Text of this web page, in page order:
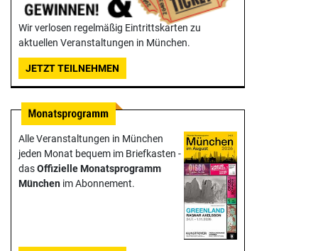
Wir verlosen regelmäßig Eintrittskarten zu
aktuellen Veranstaltungen in München.
JETZT TEILNEHMEN
Alle Veranstaltungen in München
jeden Monat bequem im Briefkasten -
dasOffizielle Monats­programm
München im Abonnement.